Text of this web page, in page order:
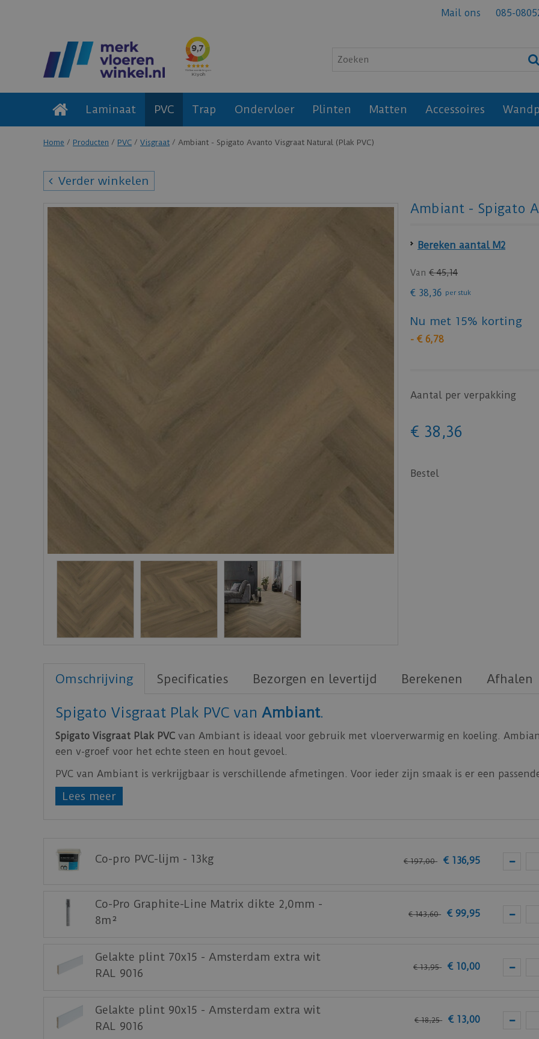
Home Producten PVC Visgraat Ambiant - Spigato Avanto Visgraat Natural (Plak PVC)
Mail ons 085-
Laminaat PVC Trap Ondervloer Plinten Matten Accessoires
Verder winkelen
Ambiant - Spigato
Bereken aantal M2
Van € 45,14
€ 38,36 per stuk
Nu met 15% korting
- € 6,78
Aantal per verpakking
€ 38 ,36
Bestel
Omschrijving Specificaties Bezorgen en levertijd Berekenen Afhalen
Spigato Visgraat Plak PVC van Ambiant.
Spigato Visgraat Plak PVC van Ambiant is ideaal voor gebruik met vloerverwarmig en koeling.
een v-groef voor het echte steen en hout gevoel.
PVC van Ambiant is verkrijgbaar is verschillende afmetingen. Voor ieder zijn smaak is er een
Zorg voor een egale ondervloer, hierdoor zal de vloer feilloos te plakken zijn.
Downloadhierde leg- en onderhoudsinstructie.
Download hierde garantievoorwaarden van de Ambiant PVC vloeren.
Staal aanvragen
Benieuwd hoe deze nieuwe vloer eruit ziet bij je nieuwe of huidige meubels? Vraag dan nu
Lees meer
Co-pro PVC-lijm - 13kg € 197,00 € 136,95
Co-Pro Graphite-Line Matrix dikte 2,0mm -
8m²
€ 143,60 € 99,95
Gelakte plint 70x15 - Amsterdam extra wit
RAL 9016
€ 13,95 € 10,00
Gelakte plint 90x15 - Amsterdam extra wit
RAL 9016
€ 18,25 € 13,00